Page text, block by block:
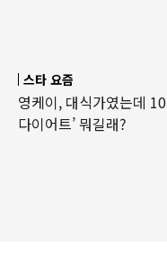
스타 요즘
영케이, 대식가였는데
다이어트’ 뭐길래?